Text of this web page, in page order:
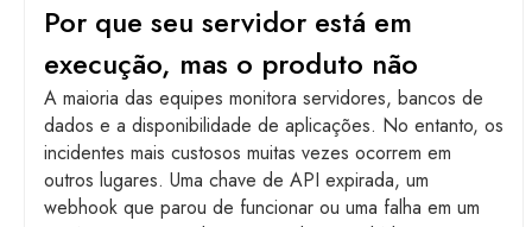
Por que seu servidor está em
execução, mas o produto não
A maioria das equipes monitora servidores, bancos de
dados e a disponibilidade de aplicações. No entanto, os
incidentes mais custosos muitas vezes ocorrem em
outros lugares. Uma chave de API expirada, um
webhook que parou de funcionar ou uma falha em um